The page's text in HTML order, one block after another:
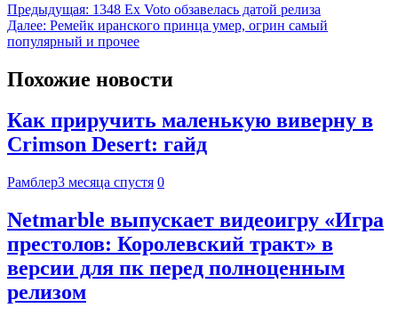
Предыдущая: 1348 Ex Voto обзавелась датой релиза
Далее: Ремейк иранского принца умер, огрин самый
популярный и прочее
Похожие новости
Как приручить маленькую виверну в
Crimson Desert: гайд
Рамблер3 месяца спустя 0
Netmarble выпускает видеоигру «Игра
престолов: Королевский тракт» в
версии для пк перед полноценным
релизом